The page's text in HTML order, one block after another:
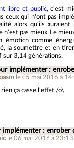
libre et public, c'est
ceux qui n'ont pas
alors qu'ils auraient
n'est pas mieux. Le
émotion comme
la soumettre et en
sur 3,14 générations.
implémenter :
le 05 mai 2016 à
rien ça casse l'effet /o\
implémenter : enrober
le 06 mai 2016 à 23:13.